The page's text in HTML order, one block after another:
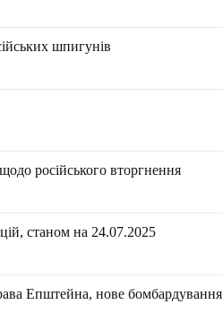
шпигунів
російського вторгнення
станом на 24.07.2025
Епштейна, нове бомбардування